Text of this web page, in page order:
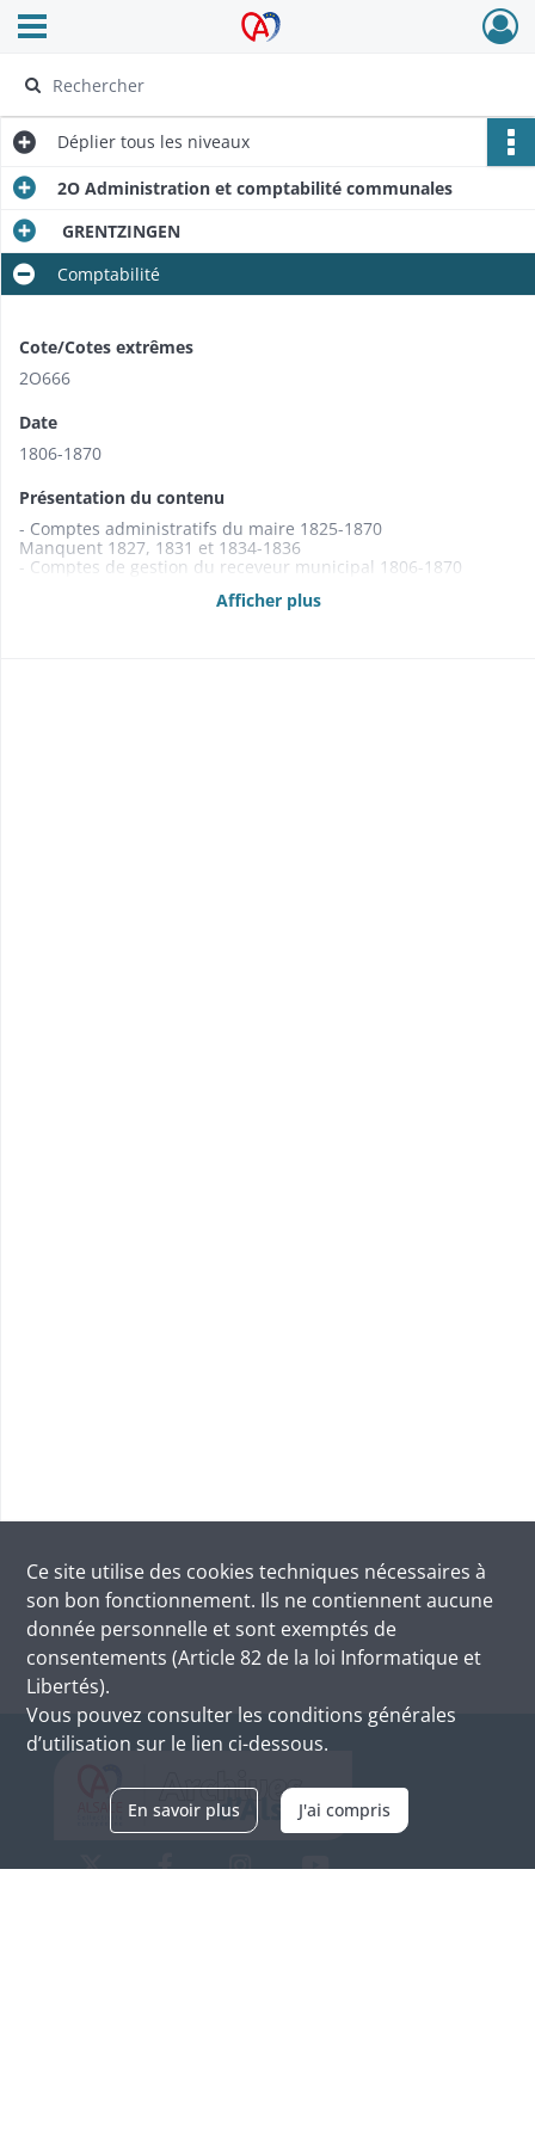
Archives Alsace - Colmar
Ouvrir le menu déroulant
Déplier tous les niveaux
2O Administration et comptabilité communales
GRENTZINGEN
Comptabilité
Cote/Cotes extrêmes
2O666
Date
1806-1870
Présentation du contenu
- Comptes administratifs du maire 1825-1870
Manquent 1827, 1831 et 1834-1836
- Comptes de gestion du receveur municipal 1806-1870
Afficher plus
Ce site utilise des cookies techniques nécessaires à
son bon fonctionnement. Ils ne contiennent aucune
donnée personnelle et sont exemptés de
consentements (Article 82 de la loi Informatique et
Libertés).
Vous pouvez consulter les conditions générales
d’utilisation sur le lien ci-dessous.
En savoir plus J'ai compris